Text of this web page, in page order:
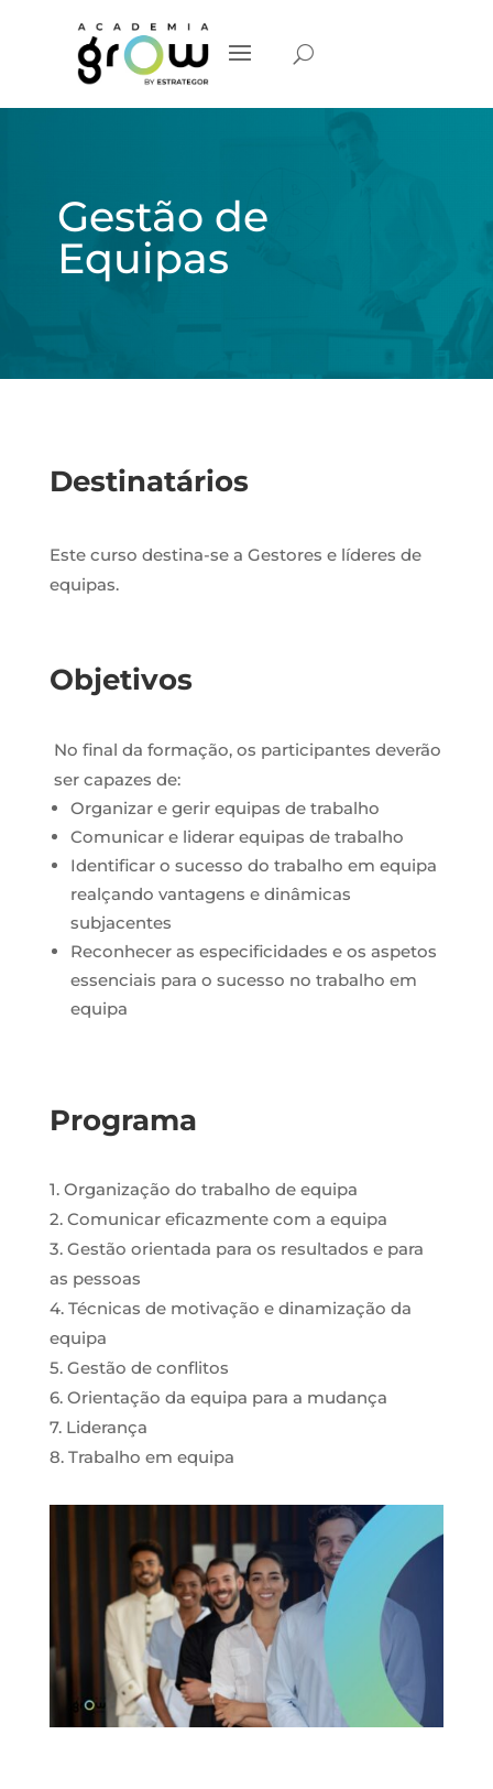
Gestão de
Equipas
Destinatários
Este curso destina-se a Gestores e líderes de
equipas.
Objetivos
No final da formação, os participantes deverão
ser capazes de:
Organizar e gerir equipas de trabalho
Comunicar e liderar equipas de trabalho
Identificar o sucesso do trabalho em equipa
realçando vantagens e dinâmicas
subjacentes
Reconhecer as especificidades e os aspetos
essenciais para o sucesso no trabalho em
equipa
Programa
1. Organização do trabalho de equipa
2. Comunicar eficazmente com a equipa
3. Gestão orientada para os resultados e para
as pessoas
4. Técnicas de motivação e dinamização da
equipa
5. Gestão de conflitos
6. Orientação da equipa para a mudança
7. Liderança
8. Trabalho em equipa